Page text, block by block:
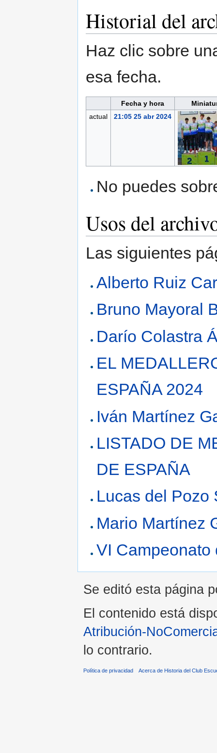
Historial del
Haz clic sobre
esa fecha.
Fecha y hora
actual
21:05 25 abr 2024
No puedes
Usos del
Las siguientes
Alberto Ruiz
Bruno Mayoral
Darío Colastra
EL
ESPAÑA 2024
Iván Martínez
LISTADO DE
DE ESPAÑA
Lucas del Pozo
Mario Martínez
VI Campeonato
Se editó esta página
El contenido está
Atribución-
lo contrario.
Política de privacidad Acerca de Historia del Club